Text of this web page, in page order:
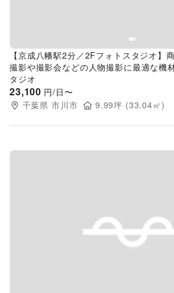
【京成八幡駅2分／2Fフォトスタジオ】
撮影や撮影会などの人物撮影に最適な機
タジオ
23,100 円/日〜
千葉県 市川市 9.99坪 (33.04㎡)
Previous slide